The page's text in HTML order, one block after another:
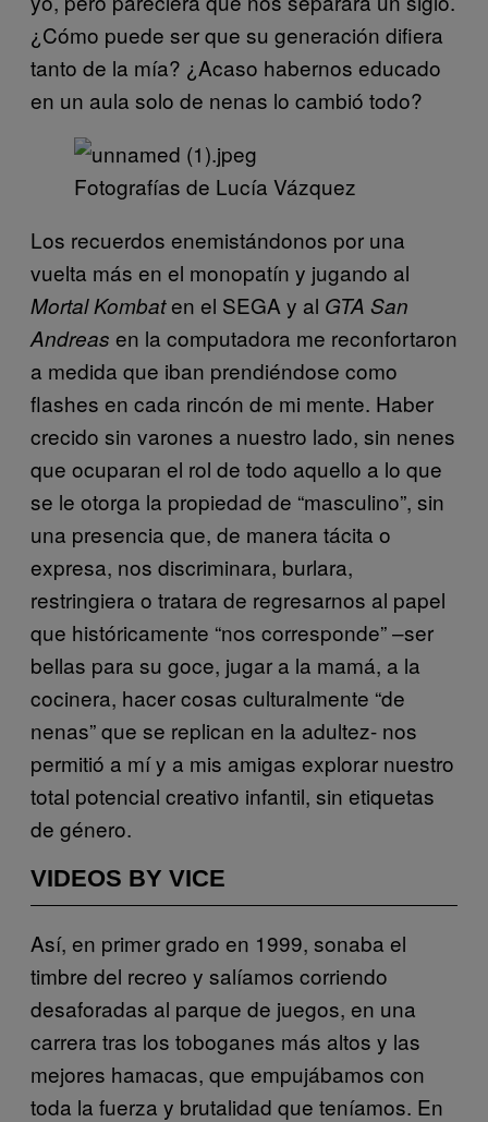
¿Cómo puede ser que su generación difiera
tanto de la mía? ¿Acaso habernos educado
en un aula solo de nenas lo cambió todo?
Fotografías de Lucía Vázquez
Los recuerdos enemistándonos por una
vuelta más en el monopatín y jugando al
Mortal Kombaten el SEGA y al GTA San
Andreas en la computadora me reconfortaron
a medida que iban prendiéndose como
flashes en cada rincón de mi mente. Haber
crecido sin varones a nuestro lado, sin nenes
que ocuparan el rol de todo aquello a lo que
se le otorga la propiedad de “masculino”, sin
una presencia que, de manera tácita o
expresa, nos discriminara, burlara,
restringiera o tratara de regresarnos al papel
que históricamente “nos corresponde” –ser
bellas para su goce, jugar a la mamá, a la
cocinera, hacer cosas culturalmente “de
nenas” que se replican en la adultez- nos
permitió a mí y a mis amigas explorar nuestro
total potencial creativo infantil, sin etiquetas
de género.
VIDEOS BY VICE
Así, en primer grado en 1999, sonaba el
timbre del recreo y salíamos corriendo
desaforadas al parque de juegos, en una
carrera tras los toboganes más altos y las
mejores hamacas, que empujábamos con
toda la fuerza y brutalidad que teníamos. En